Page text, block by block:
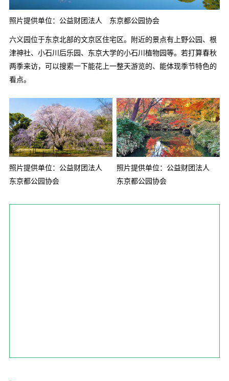
照片提供单位：公益财团法人 东京都公园协会
六义园位于东京北部的文京区住宅区。附近的景点有上野公园、根
津神社、小石川后乐园、东京大学的小石川植物园等。若打算春秋
两季来访，可以搜索一下能花上一整天游览的、能体现季节特色的
看点。
照片提供单位：公益财团法人
东京都公园协会
照片提供单位：公益财团法人
东京都公园协会